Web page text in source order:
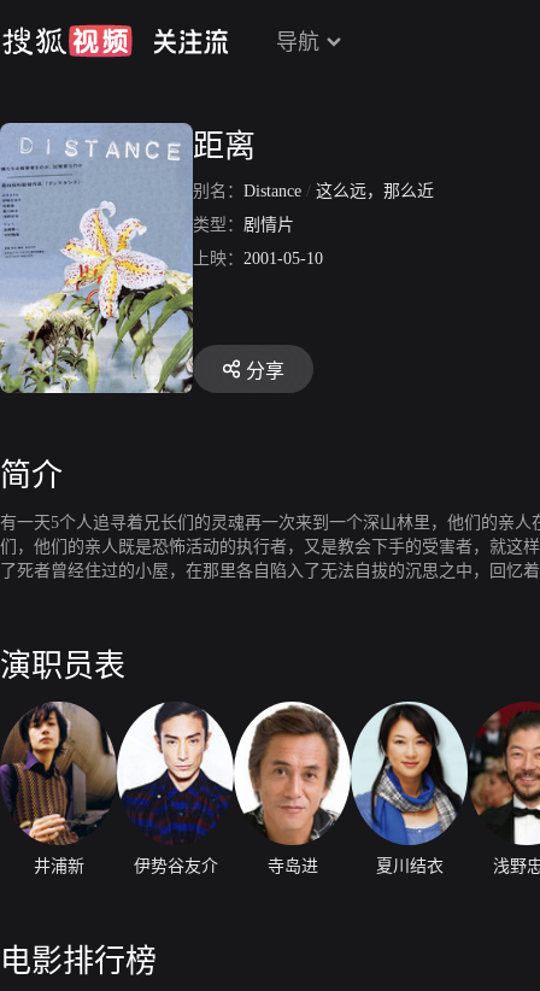
导航
距离
别名： Distance / 这么远，那么近
类型： 剧情片
上映： 2001-05-10
分享
简介
有一天5个人追寻着兄长们的灵魂再一次来到一个深山林里，他们的亲
们，他们的亲人既是恐怖活动的执行者，又是教会下手的受害者，就这
了死者曾经住过的小屋，在那里各自陷入了无法自拔的沉思之中，回忆
演职员表
井浦新 伊势谷友介 寺岛进 夏川结衣 浅野
电影排行榜